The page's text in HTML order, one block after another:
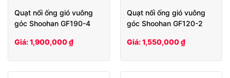
Quạt nối ống gió vuông
góc Shoohan GF190-4
Giá: 1,900,000 ₫
Quạt nối ống gió vuông
góc Shoohan GF120-2
Giá: 1,550,000 ₫